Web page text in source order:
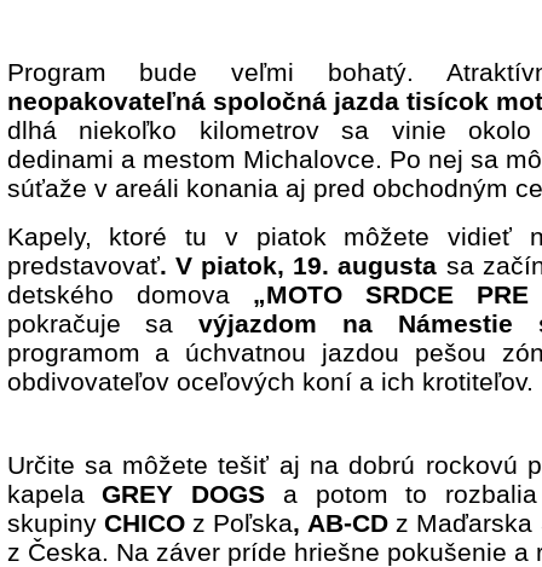
Program bude veľmi bohatý.
neopakovateľná spoločná jazda tisícok
dlhá niekoľko kilometrov sa vinie okolo
dedinami a mestom Michalovce. Po nej sa
súťaže v areáli konania aj pred obchodným
Kapely, ktoré tu v piatok môžete vidieť
predstavovať. V piatok, 19. augusta sa
detského domova
„MOTO SRDCE PRE
pokračuje sa
výjazdom na Námestie
programom a úchvatnou jazdou pešou
obdivovateľov oceľových koní a ich krotiteľov.
Určite sa môžete tešiť aj na dobrú rockovú
kapela
GREY DOGS a potom
to
skupiny CHICO z Poľska, AB-CD z Maďarska
z Česka. Na záver príde hriešne pokušenie a